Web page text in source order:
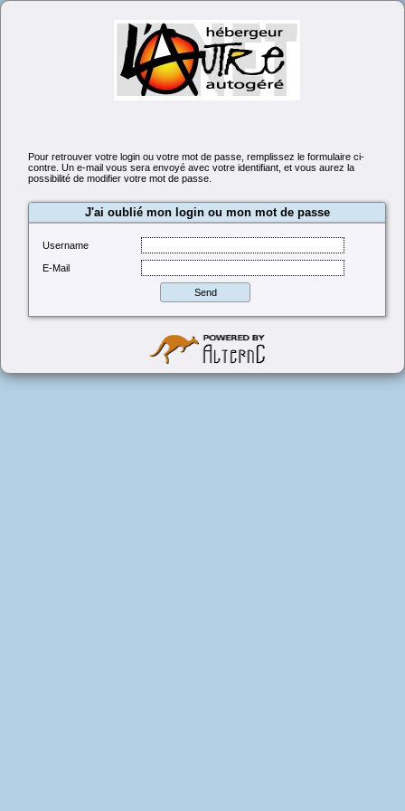
Pour retrouver votre login ou votre mot de passe, remplissez le formulaire ci-
contre. Un e-mail vous sera envoyé avec votre identifiant, et vous aurez la
possibilité de modifier votre mot de passe.
J'ai oublié mon login ou mon mot de passe
Username
E-Mail